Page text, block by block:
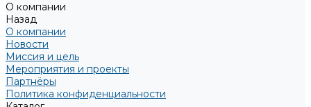
О компании
Назад
О компании
Новости
Миссия и цель
Мероприятия и проекты
Партнёры
Политика конфиденциальности